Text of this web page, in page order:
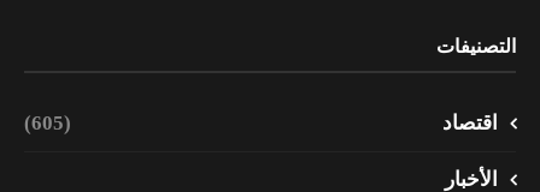
التصنيفات
اقتصاد (605)
الأخبار